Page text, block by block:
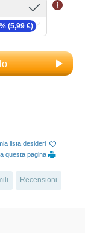
(5,99 €)
lista desideri
questa pagina
Recensioni